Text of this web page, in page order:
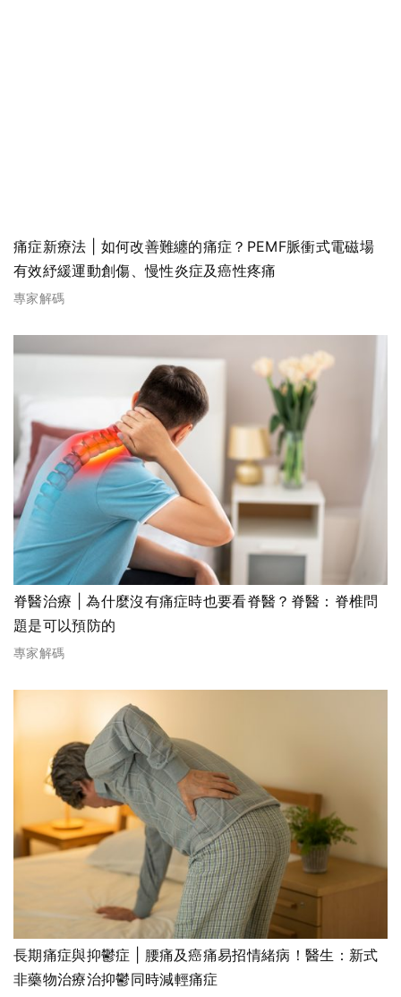
痛症新療法 | 如何改善難纏的痛症？PEMF脈衝式電磁場
有效紓緩運動創傷、慢性炎症及癌性疼痛
專家解碼
脊醫治療 | 為什麼沒有痛症時也要看脊醫？脊醫：脊椎問
題是可以預防的
專家解碼
長期痛症與抑鬱症 | 腰痛及癌痛易招情緒病！醫生：新式
非藥物治療治抑鬱同時減輕痛症